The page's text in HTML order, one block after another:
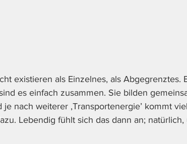
existieren als Einzelnes, als Abgegrenztes.
es einfach zusammen. Sie bilden
je nach weiterer ‚Transportenergie’ kommt
Lebendig fühlt sich das dann an;